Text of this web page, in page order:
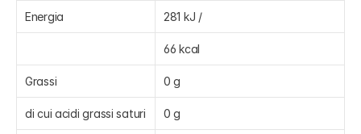
Energia 281 kJ /
66 kcal
Grassi 0 g
di cui acidi grassi saturi 0 g